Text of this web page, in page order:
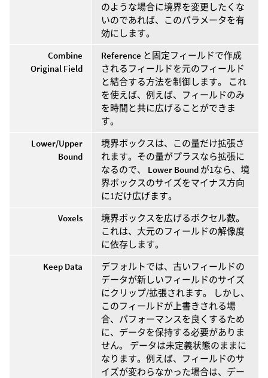
のような場合に境界を変更したくな
いのであれば、このパラメータを有
効にします。
Combine
Original Field
Reference と固定フィールドで作成
されるフィールドを元のフィールド
と結合する方法を制御します。 これ
を使えば、例えば、フィールドのみ
を時間と共に広げることができま
す。
Lower/Upper
Bound
境界ボックスは、この量だけ拡張さ
れます。その量がプラスなら拡張に
なるので、 Lower Bound が1なら、境
界ボックスのサイズをマイナス方向
に1だけ広げます。
Voxels
境界ボックスを広げるボクセル数。
これは、大元のフィールドの解像度
に依存します。
Keep Data
デフォルトでは、古いフィールドの
データが新しいフィールドのサイズ
にクリップ/拡張されます。 しかし、
このフィールドが上書きされる場
合、パフォーマンスを良くするため
に、データを保持する必要がありま
せん。 データは未定義状態のままに
なります。例えば、フィールドのサ
イズが変わらなかった場合は、デー